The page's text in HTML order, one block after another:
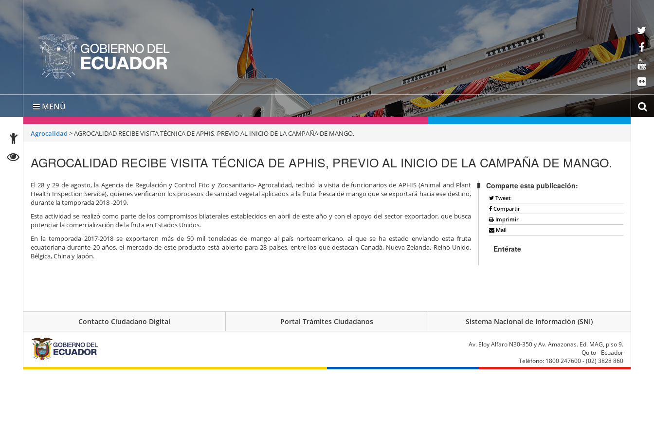
MENÚ
Agrocalidad >AGROCALIDAD RECIBE VISITA TÉCNICA DE APHIS, PREVIO AL INICIO DE LA CAMPAÑA DE MANGO.
AGROCALIDAD RECIBE VISITA TÉCNICA DE APHIS, PREVIO AL INICIO DE LA CAMPAÑA DE MANGO.
El 28 y 29 de agosto, la Agencia de Regulación y Control Fito y Zoosanitario- Agrocalidad, recibió la visita de funcionarios de APHIS (Animal and Plant
Health Inspection Service), quienes verificaron los procesos de sanidad vegetal aplicados a la fruta fresca de mango que se exportará hacia ese destino,
durante la temporada 2018 -2019.
Esta actividad se realizó como parte de los compromisos bilaterales establecidos en abril de este año y con el apoyo del sector exportador, que busca
potenciar la comercialización de la fruta en Estados Unidos.
En la temporada 2017-2018 se exportaron más de 50 mil toneladas de mango al país norteamericano, al que se ha estado enviando esta fruta
ecuatoriana durante 20 años, el mercado de este producto está abierto para 28 países, entre los que destacan Canadá, Nueva Zelanda, Reino Unido,
Bélgica, China y Japón.
Comparte esta publicación:
Tweet
Compartir
Imprimir
Mail
Entérate
Contacto Ciudadano Digital Portal Trámites Ciudadanos Sistema Nacional de Información (SNI)
Av. Eloy Alfaro N30-350 y Av. Amazonas. Ed. MAG, piso 9.
Quito - Ecuador
Teléfono: 1800 247600 - (02) 3828 860